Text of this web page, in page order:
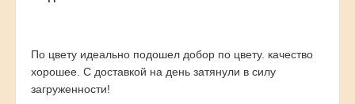
По цвету идеально подошел добор по цвету. качество
хорошее. С доставкой на день затянули в силу
загруженности!